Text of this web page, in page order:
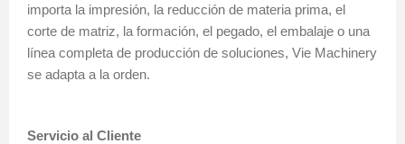
importa la impresión, la reducción de materia prima, el
corte de matriz, la formación, el pegado, el embalaje o una
línea completa de producción de soluciones, Vie Machinery
se adapta a la orden.
Servicio al Cliente